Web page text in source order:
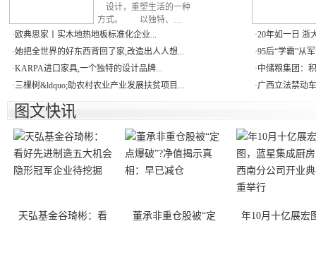
设计，重塑生活的一种
方式。 以独特、…
· 欧典思家丨实木地热地板标准化企业...
·她把全世界的好东西背回了家,改造出人人想...
·KARPA进口家具,一个独特的设计品牌...
·三棵树&ldquo;助农村农业产业发展扶贫项目...
·20年如一日 浙
·95后“学霸”从
·中储粮集团：
·广西立法禁动
图文快讯
天弘基金谷琦彬：看 董承非重仓股被“定 年10月十亿展宏